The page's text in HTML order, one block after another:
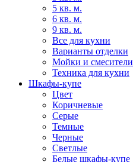
5 кв. м.
6 кв. м.
9 кв. м.
Все для кухни
Варианты отделки
Мойки и смесители
Техника для кухни
Шкафы-купе
Цвет
Коричневые
Серые
Темные
Черные
Светлые
Белые шкафы-купе